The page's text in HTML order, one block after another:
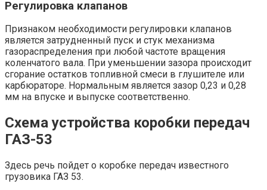
Регулировка клапанов
Признаком необходимости регулировки клапанов
является затрудненный пуск и стук механизма
газораспределения при любой частоте вращения
коленчатого вала. При уменьшении зазора происходит
сгорание остатков топливной смеси в глушителе или
карбюраторе. Нормальным является зазор 0,23 и 0,28
мм на впуске и выпуске соответственно.
Схема устройства коробки передач
ГАЗ-53
Здесь речь пойдет о коробке передач известного
грузовика ГАЗ 53.